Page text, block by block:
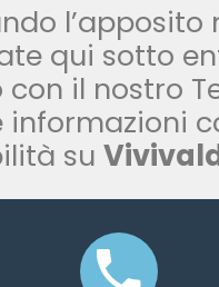
l’apposito
qui sotto
il nostro
informazioni
su